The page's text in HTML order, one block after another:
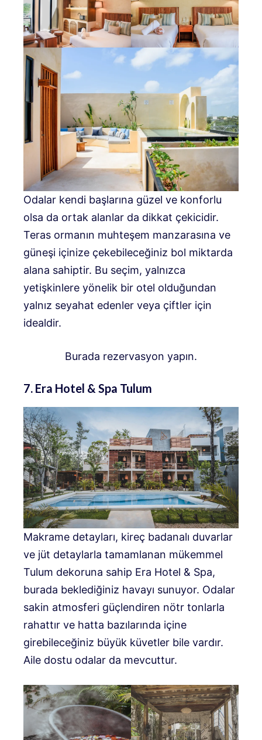
Odalar kendi başlarına güzel ve konforlu
olsa da ortak alanlar da dikkat çekicidir.
Teras ormanın muhteşem manzarasına ve
güneşi içinize çekebileceğiniz bol miktarda
alana sahiptir. Bu seçim, yalnızca
yetişkinlere yönelik bir otel olduğundan
yalnız seyahat edenler veya çiftler için
idealdir.
Burada rezervasyon yapın.
7. Era Hotel & Spa Tulum
Makrame detayları, kireç badanalı duvarlar
ve jüt detaylarla tamamlanan mükemmel
Tulum dekoruna sahip Era Hotel & Spa,
burada beklediğiniz havayı sunuyor. Odalar
sakin atmosferi güçlendiren nötr tonlarla
rahattır ve hatta bazılarında içine
girebileceğiniz büyük küvetler bile vardır.
Aile dostu odalar da mevcuttur.